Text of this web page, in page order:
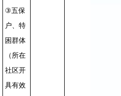
③五保
户、特
困群体
（所在
社区开
具有效